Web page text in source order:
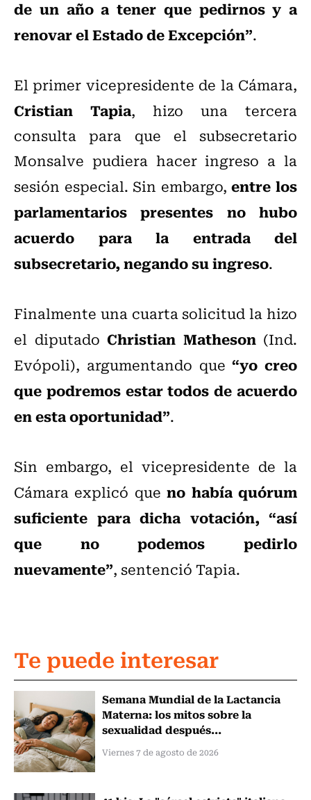
de un año a tener que pedirnos y a
renovar el Estado de Excepción”.
El primer vicepresidente de la Cámara,
Cristian Tapia, hizo una tercera
consulta para que el subsecretario
Monsalve pudiera hacer ingreso a la
sesión especial. Sin embargo, entre los
parlamentarios presentes no hubo
acuerdo para la entrada del
subsecretario, negando su ingreso.
Finalmente una cuarta solicitud la hizo
el diputado Christian Matheson(Ind.
Evópoli), argumentando que“yo creo
que podremos estar todos de acuerdo
en esta oportunidad”.
Sin embargo, el vicepresidente de la
Cámara explicó queno había quórum
suficiente para dicha votación, “así
que no podemos pedirlo
nuevamente”, sentenció Tapia.
Te puede interesar
Semana Mundial de la Lactancia
Materna: los mitos sobre la
sexualidad después...
Viernes 7 de agosto de 2026